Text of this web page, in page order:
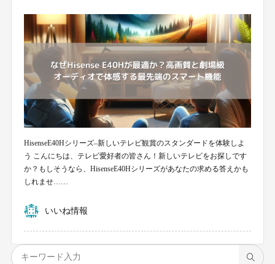
HisenseE40Hシリーズ–新しいテレビ観賞のスタンダードを体験しよ
う こんにちは、テレビ愛好者の皆さん！新しいテレビをお探しです
か？もしそうなら、HisenseE40Hシリーズがあなたの求める答えかも
しれませ……
いいね情報